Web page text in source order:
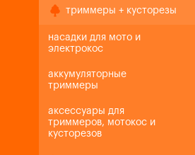
триммеры + кусторезы
насадки для мото и
электрокос
аккумуляторные
триммеры
аксессуары для
триммеров, мотокос и
кусторезов